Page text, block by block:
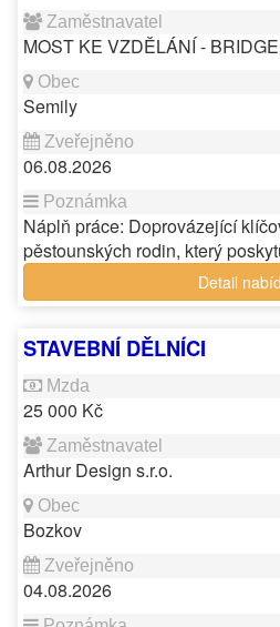
MOST KE VZDĚLÁNÍ -
Semily
06.08.2026
Náplň práce: Doprovázející
pěstounských rodin, který
Detail
STAVEBNÍ DĚLNÍCI
25 000 Kč
Arthur Design s.r.o.
Bozkov
04.08.2026